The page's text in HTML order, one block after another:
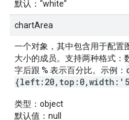
默认 ：“white”
chartArea
一个对象，其中包含用于配置
大小的成员。支持两种格式：
字后跟 % 表示百分比。示例：
类型 ：object
默认值 ：null